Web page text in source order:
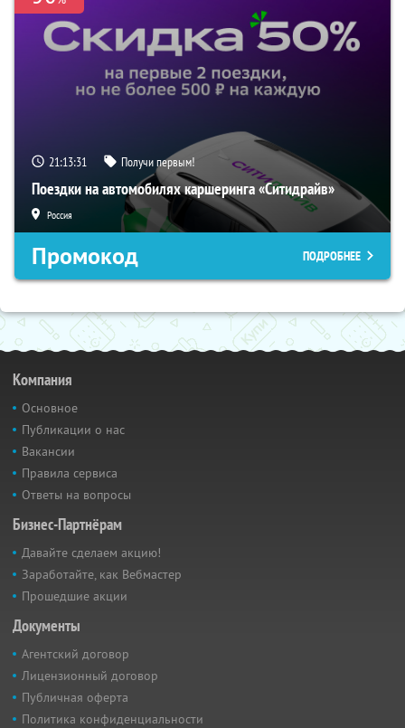
21:13:30 Получи первым!
Поездки на автомобилях каршеринга «Ситидрайв»
Россия
Промокод ПОДРОБНЕЕ
Компания
Основное
Публикации о нас
Вакансии
Правила сервиса
Ответы на вопросы
Бизнес-Партнёрам
Давайте сделаем акцию!
Заработайте, как Вебмастер
Прошедшие акции
Документы
Агентский договор
Лицензионный договор
Публичная оферта
Политика конфиденциальности